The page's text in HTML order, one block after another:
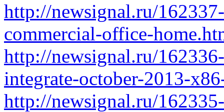
http://newsignal.ru/
commercial-office-
http://newsignal.ru/
integrate-october-2013-
http://newsignal.ru/